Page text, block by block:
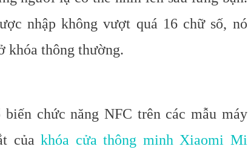
nhập không vượt quá 16 chữ số, nó
khóa thông thường.
chức năng NFC trên các mẫu máy
củakhóa cửa thông minh Xiaomi Mi